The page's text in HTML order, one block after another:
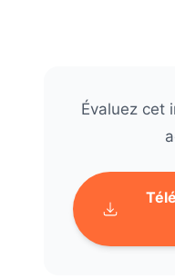
Évaluez cet